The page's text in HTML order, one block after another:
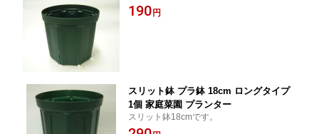
190 円
スリット鉢 プラ鉢 18cm ロングタイプ
1個 家庭菜園 プランター
スリット鉢18cmです。